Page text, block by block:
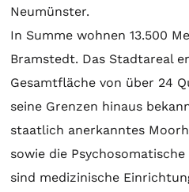
Neumünster.
In Summe wohnen 13.500
Bramstedt. Das Stadtareal
Gesamtfläche von über 24
seine Grenzen hinaus
staatlich anerkanntes
sowie die
sind medizinische